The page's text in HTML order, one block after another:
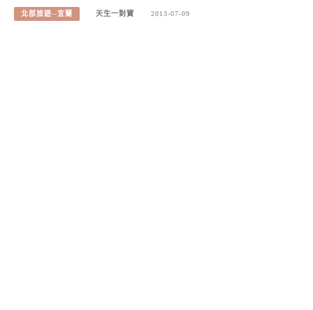
北部旅遊--宜蘭 天生一對寶 2013-07-09